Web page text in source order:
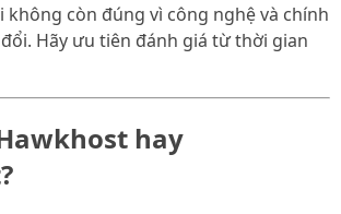
không còn đúng vì công nghệ và chính
Hãy ưu tiên đánh giá từ thời gian
hay